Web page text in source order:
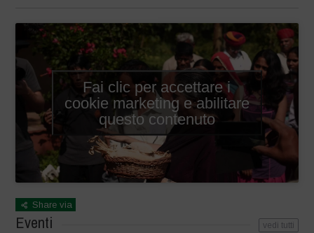
Fai clic per accettare i
cookie marketing e abilitare
questo contenuto
Share via
Eventi vedi tutti